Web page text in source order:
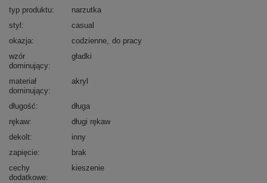
typ produktu
narzutka
styl
casual
okazja
codzienne do pracy
wzór
dominujący
gładki
materiał
dominujący
akryl
długość
długa
rękaw
długi rękaw
dekolt
inny
zapięcie
brak
cechy
dodatkowe
kieszenie